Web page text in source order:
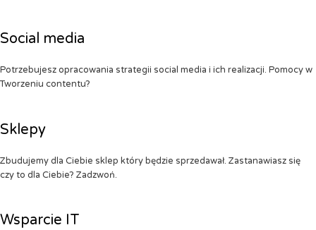
Social media
Potrzebujesz opracowania strategii social media i ich realizacji. Pomocy w
Tworzeniu contentu?
Sklepy
Zbudujemy dla Ciebie sklep który będzie sprzedawał. Zastanawiasz się
czy to dla Ciebie? Zadzwoń.
Wsparcie IT